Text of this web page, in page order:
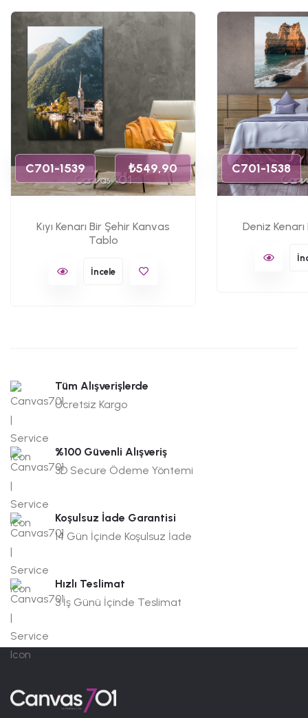
C701-1539 ₺549,90
Kıyı Kenarı Bir Şehir Kanvas
Tablo
İncele
C701-1538
Deniz
Tüm Alışverişlerde
Ücretsiz Kargo
%100 Güvenli Alışveriş
3D Secure Ödeme Yöntemi
Koşulsuz İade Garantisi
14 Gün İçinde Koşulsuz İade
Hızlı Teslimat
3 İş Günü İçinde Teslimat